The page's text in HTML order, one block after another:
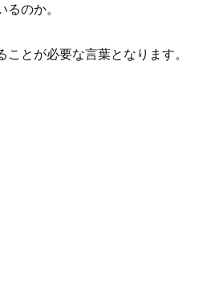
るのか。
ことが必要な言葉となります。